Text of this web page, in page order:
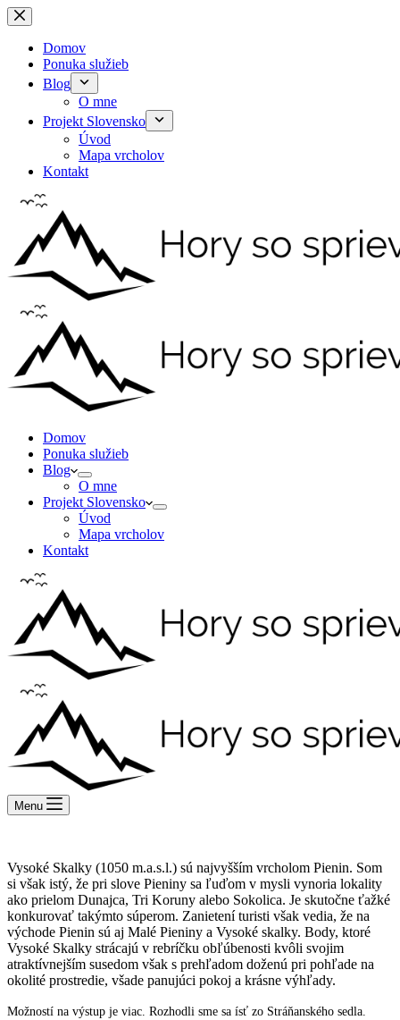
Skip
to
contentDomov
Ponuka služieb
Blog
O mne
Projekt Slovensko
Úvod
Mapa vrcholov
Kontakt
Domov
Ponuka služieb
Blog
O mne
Projekt Slovensko
Úvod
Mapa vrcholov
Kontakt
Menu
Vysoké Skalky (1050 m.a.s.l.) sú najvyšším vrcholom Pienin. Som
si však istý, že pri slove Pieniny sa ľuďom v mysli vynoria lokality
ako prielom Dunajca, Tri Koruny alebo Sokolica. Je skutočne ťažké
konkurovať takýmto súperom. Zanietení turisti však vedia, že na
východe Pienin sú aj Malé Pieniny a Vysoké skalky. Body, ktoré
Vysoké Skalky strácajú v rebríčku obľúbenosti kvôli svojim
atraktívnejším susedom však s prehľadom doženú pri pohľade na
okolité prostredie, všade panujúci pokoj a krásne výhľady.
Možností na výstup je viac. Rozhodli sme sa ísť zo Stráňanského sedla.